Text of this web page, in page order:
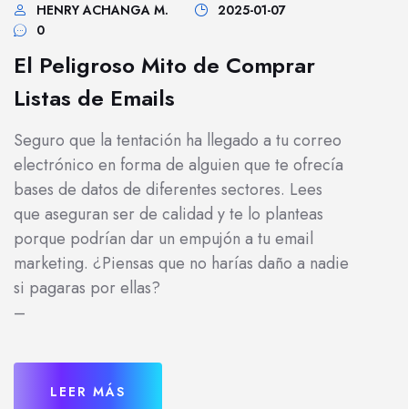
HENRY ACHANGA M.
2025-01-07
0
El Peligroso Mito de Comprar
Listas de Emails
Seguro que la tentación ha llegado a tu correo
electrónico en forma de alguien que te ofrecía
bases de datos de diferentes sectores. Lees
que aseguran ser de calidad y te lo planteas
porque podrían dar un empujón a tu email
marketing. ¿Piensas que no harías daño a nadie
si pagaras por ellas?
–
LEER MÁS